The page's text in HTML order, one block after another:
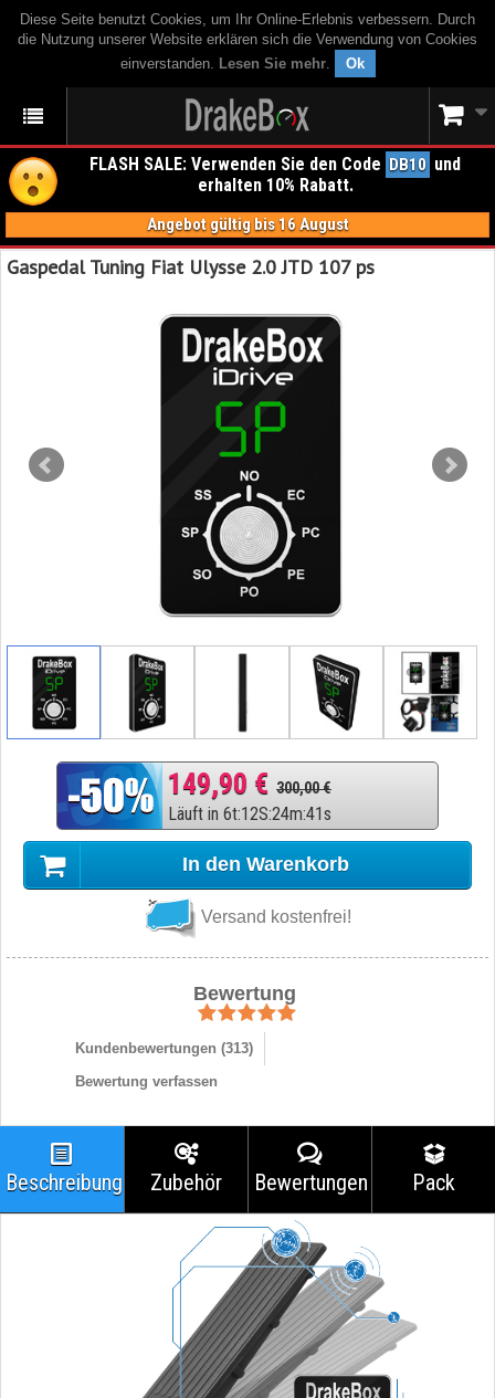
Diese Seite benutzt Cookies, um Ihr Online-Erlebnis verbessern. Durch
die Nutzung unserer Website erklären sich die Verwendung von Cookies
einverstanden. Lesen Sie mehr. Ok
FLASH SALE: Verwenden Sie den Code DB10 und
erhalten 10% Rabatt.
Angebot gültig bis 16 August
Gaspedal Tuning Fiat Ulysse 2.0 JTD 107 ps
149,90 € 300,00 €
Läuft in 6t:12S:24m:41s
In den Warenkorb
Versand kostenfrei!
Bewertung
Kundenbewertungen (313)
Bewertung verfassen
Beschreibung Zubehör Bewertungen Pack